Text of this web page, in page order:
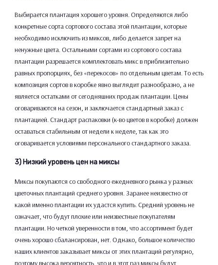
Выбирается плантация хорошего уровня. Определяются либо
конкретные сорта сортового состава этой плантации, которые
необходимо исключить из миксов, либо делается запрет на
ненужные цвета. Остальными сортами из сортового состава
плантации разрешается комплектовать микс в приблизительно
равных пропорциях, без «перекосов» по отдельным цветам. То есть
композиция сортов в коробке явно выглядит разнообразно, а не
является остатками от сегодняшних продаж плантации. Цены
оговариваются на сезон, и заключается стандартный заказ с
плантацией. Стандарт распаковки (к-во цветов в коробке) должен
оставаться стабильным от недели к неделе, так как это
оговаривается условиями персонального стандартного заказа.
3) Низкий уровень цен на миксы
Миксы покупаются со свободного ежедневного рынка у разных
цветочных плантаций среднего уровня. Заранее неизвестно от
какой именно плантации их удастся купить. Средний уровень не
означает, что будут плохие или неизвестные покупателям
плантации. Но четкой уверенности в том, что ассортимент будет
очень хорошо сбалансирован, нет. Однако, большое количество
наших клиентов заказывает миксы от этих плантаций регулярно,
поэтому высока вероятность, что и в этот раз миксы будут